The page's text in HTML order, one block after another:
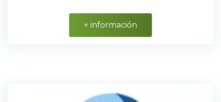
+ información